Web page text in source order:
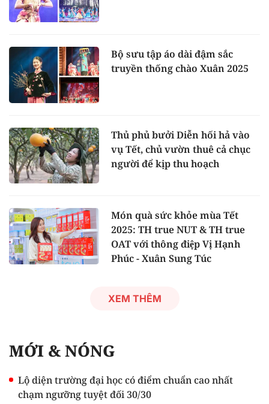
Bộ sưu tập áo dài đậm sắc
truyền thống chào Xuân 2025
Thủ phủ bưởi Diễn hối hả vào
vụ Tết, chủ vườn thuê cả chục
người để kịp thu hoạch
Món quà sức khỏe mùa Tết
2025: TH true NUT & TH true
OAT với thông điệp Vị Hạnh
Phúc - Xuân Sung Túc
XEM THÊM
MỚI & NÓNG
Lộ diện trường đại học có điểm chuẩn cao nhất
chạm ngưỡng tuyệt đối 30/30